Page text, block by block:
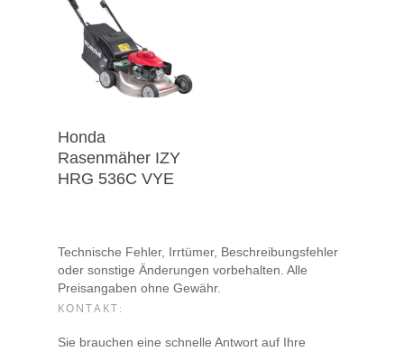
Honda
Rasenmäher IZY
HRG 536C VYE
Technische Fehler, Irrtümer, Beschreibungsfehler
oder sonstige Änderungen vorbehalten. Alle
Preisangaben ohne Gewähr.
KONTAKT:
Sie brauchen eine schnelle Antwort auf Ihre